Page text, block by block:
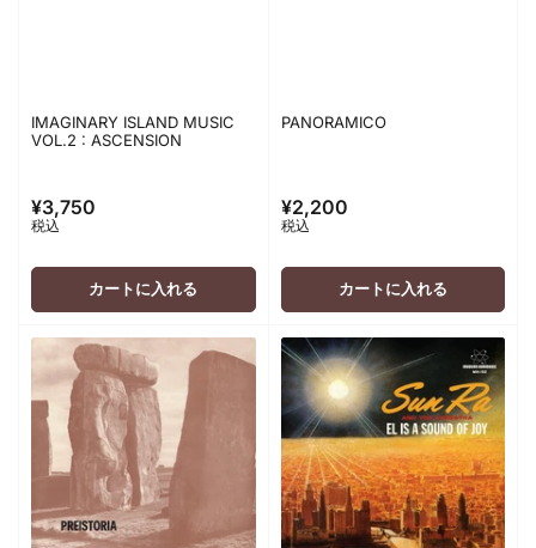
IMAGINARY ISLAND MUSIC
VOL.2 : ASCENSION
通
常
価
¥3,750
税込
カートに入れる
PANORAMICO
通
常
価
¥2,200
税込
カートに入れる